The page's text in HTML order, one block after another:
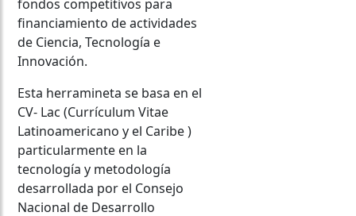
fondos competitivos para
financiamiento de actividades
de Ciencia, Tecnología e
Innovación.
Esta herramineta se basa en el
CV- Lac (Currículum Vitae
Latinoamericano y el Caribe )
particularmente en la
tecnología y metodología
desarrollada por el Consejo
Nacional de Desarrollo